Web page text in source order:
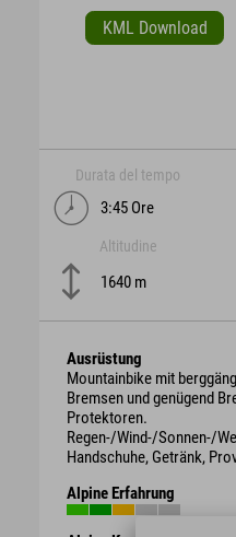
KML Download
Durata del tempo
3:45 Ore
Altitudine
1640 m
Ausrüstung
Mountainbike mit
Bremsen und genügend
Protektoren.
Regen-/Wind-/Sonnen-/
Handschuhe, Getränk,
Alpine Erfahrung